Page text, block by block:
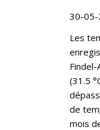
30-05-
Les
(31.5
de
mois